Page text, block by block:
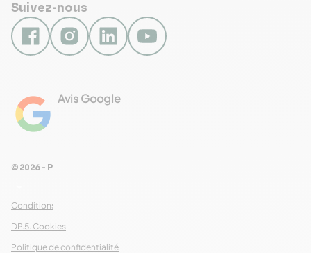
Suivez-nous
Avis Google
Conditions Générales de Ventes
DP.5. Cookies
Politique de confidentialité
© 2026 - Pour Les Gourmets